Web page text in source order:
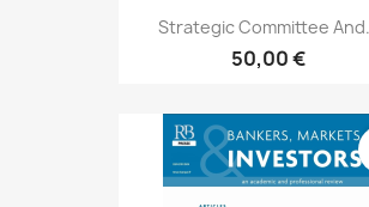
Strategic Committee
50,00 €